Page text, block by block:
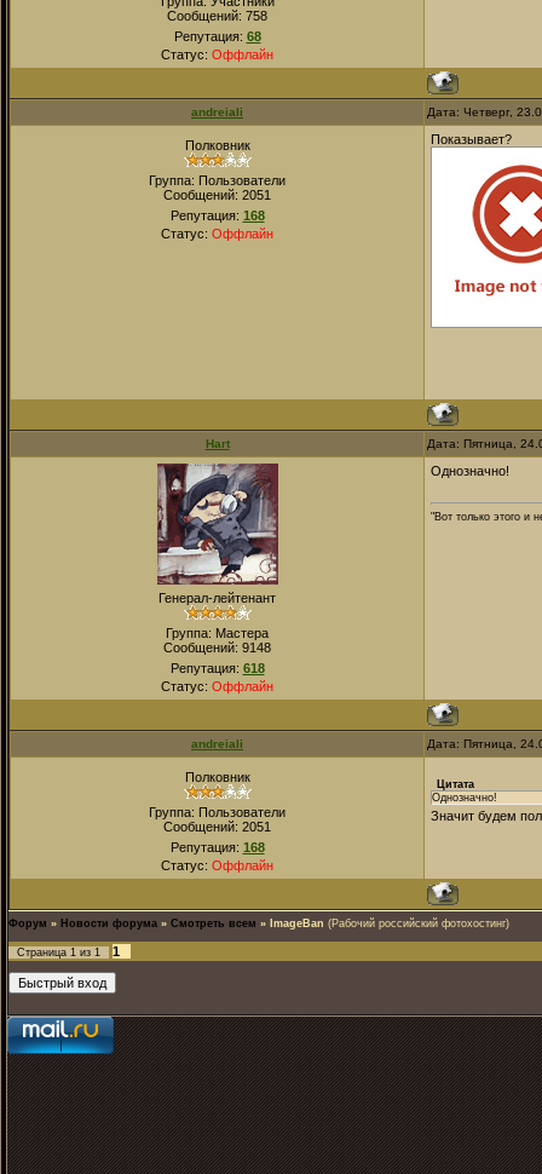
Сообщений: 758
Репутация: 68
Статус: Оффлайн
andreiali Дата: Четверг,
Полковник
Группа: Пользователи
Сообщений: 2051
Репутация: 168
Статус: Оффлайн
Показывает?
Hart Дата: Пятница,
Генерал-лейтенант
Группа: Мастера
Сообщений: 9148
Репутация: 618
Статус: Оффлайн
Однозначно!
"Вот только этого и
andreiali Дата: Пятница,
Полковник
Группа: Пользователи
Сообщений: 2051
Репутация: 168
Статус: Оффлайн
Цитата
Однозначно!
Значит будем
Форум » Новости форума » Смотреть всем » ImageBan (Рабочий российский фотохостинг)
Страница 1 из 1 1